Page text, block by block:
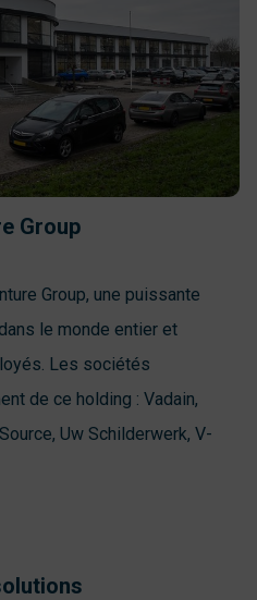
Group
Group, une puissante
le monde entier et
Les sociétés
de ce holding : Vadain,
Uw Schilderwerk, V-